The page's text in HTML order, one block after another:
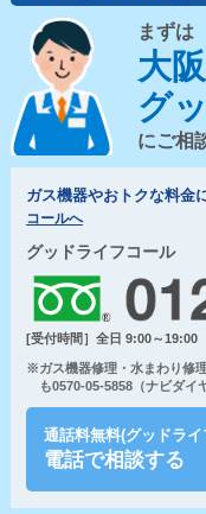
まずは
大
グ
にご相
ガス機器やおトクな料金
コールへ
グッドライフコール
[受付時間］全日 9:00～19:00
※ガス機器修理・水まわり修
も0570-05-5858（ナビダイ
通話料無料(グッドラ
電話で相談する